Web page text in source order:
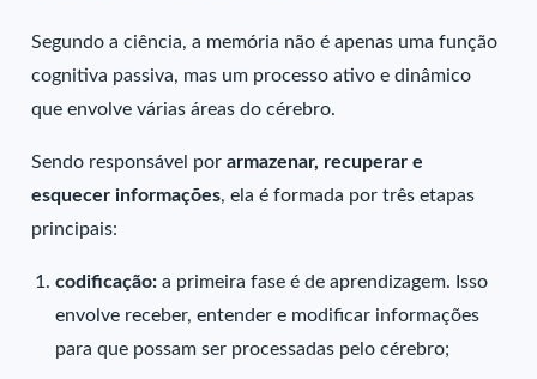
Segundo a ciência, a memória não é apenas uma função
cognitiva passiva, mas um processo ativo e dinâmico
que envolve várias áreas do cérebro.
Sendo responsável por armazenar, recuperar e
esquecer informações, ela é formada por três etapas
principais:
codificação: a primeira fase é de aprendizagem. Isso
envolve receber, entender e modificar informações
para que possam ser processadas pelo cérebro;